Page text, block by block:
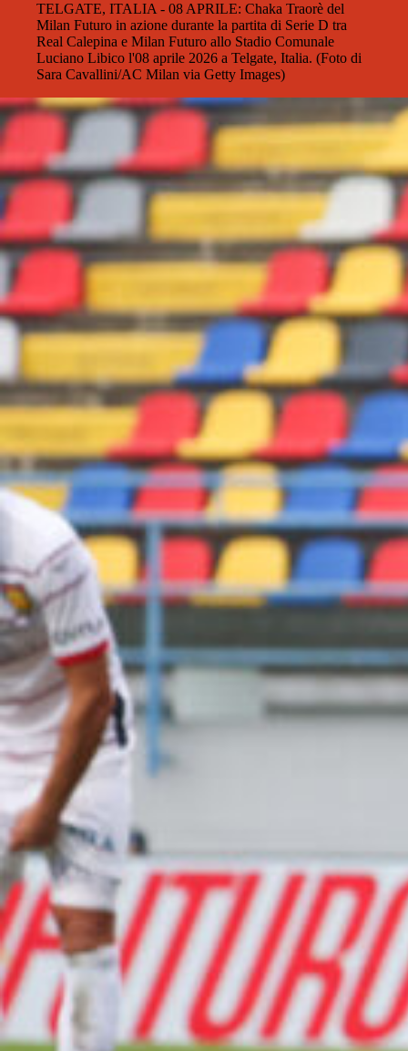
TELGATE, ITALIA - 08 APRILE: Chaka Traorè del
Milan Futuro in azione durante la partita di Serie D tra
Real Calepina e Milan Futuro allo Stadio Comunale
Luciano Libico l'08 aprile 2026 a Telgate, Italia. (Foto di
Sara Cavallini/AC Milan via Getty Images)